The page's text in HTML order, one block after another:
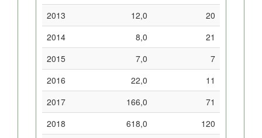
2013
12,0
20
2014
8,0
21
2015
7,0
7
2016
22,0
11
2017
166,0
71
2018
618,0
120